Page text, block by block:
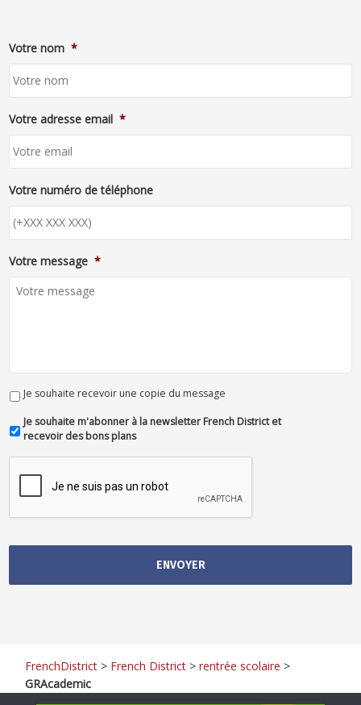
Votre nom *
Votre adresse email *
Votre numéro de téléphone
Votre message *
Je souhaite recevoir une copie du message
Je souhaite m'abonner à la newsletter French District et
recevoir des bons plans
FrenchDistrict > French District >rentrée scolaire >
GRAcademic